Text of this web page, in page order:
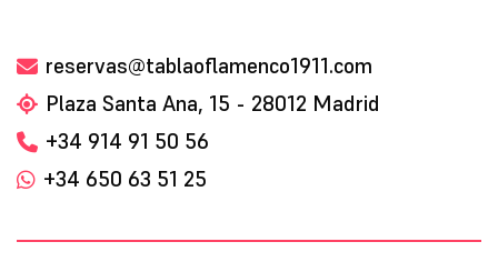
reservas@tablaoflamenco1911.com
Plaza Santa Ana, 15 - 28012 Madrid
+34 914 91 50 56
+34 650 63 51 25